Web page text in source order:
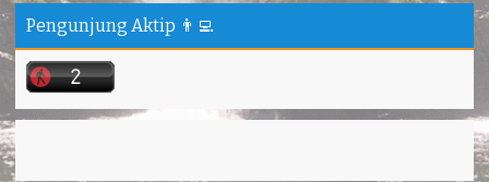
Pengunjung Aktip 👨‍💻